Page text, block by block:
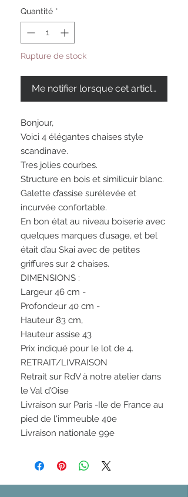
Quantité *
Rupture de stock
Me notifier lorsque cet article est
Bonjour,
Voici 4 élégantes chaises style
scandinave.
Tres jolies courbes.
Structure en bois et similicuir blanc.
Galette d’assise surélevée et
incurvée confortable.
En bon état au niveau boiserie avec
quelques marques d’usage, et bel
était d’au Skai avec de petites
griffures sur 2 chaises.
DIMENSIONS :
Largeur 46 cm -
Profondeur 40 cm -
Hauteur 83 cm,
Hauteur assise 43
Prix indiqué pour le lot de 4.
RETRAIT/LIVRAISON
Retrait sur RdV à notre atelier dans
le Val d’Oise
Livraison sur Paris -Ile de France au
pied de l'immeuble 40e
Livraison nationale 99e